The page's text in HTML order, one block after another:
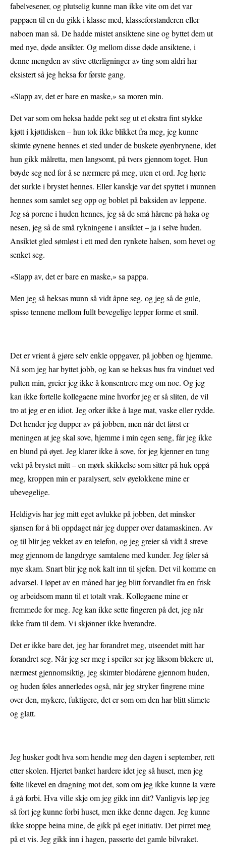
fabelvesener, og plutselig kunne man ikke vite om det var
pappaen til en du gikk i klasse med, klasseforstanderen eller
naboen man så. De hadde mistet ansiktene sine og byttet dem ut
med nye, døde ansikter. Og mellom disse døde ansiktene, i
denne mengden av stive etterligninger av ting som aldri har
eksistert så jeg heksa for første gang.
«Slapp av, det er bare en maske,» sa moren min.
Det var som om heksa hadde pekt seg ut et ekstra fint stykke
kjøtt i kjøttdisken – hun tok ikke blikket fra meg, jeg kunne
skimte øynene hennes et sted under de buskete øyenbrynene, idet
hun gikk målretta, men langsomt, på tvers gjennom toget. Hun
bøyde seg ned for å se nærmere på meg, uten et ord. Jeg hørte
det surkle i brystet hennes. Eller kanskje var det spyttet i munnen
hennes som samlet seg opp og boblet på baksiden av leppene.
Jeg så porene i huden hennes, jeg så de små hårene på haka og
nesen, jeg så de små rykningene i ansiktet – ja i selve huden.
Ansiktet gled sømløst i ett med den rynkete halsen, som hevet og
senket seg.
«Slapp av, det er bare en maske,» sa pappa.
Men jeg så heksas munn så vidt åpne seg, og jeg så de gule,
spisse tennene mellom fullt bevegelige lepper forme et smil.
Det er vrient å gjøre selv enkle oppgaver, på jobben og hjemme.
Nå som jeg har byttet jobb, og kan se heksas hus fra vinduet ved
pulten min, greier jeg ikke å konsentrere meg om noe. Og jeg
kan ikke fortelle kollegaene mine hvorfor jeg er så sliten, de vil
tro at jeg er en idiot. Jeg orker ikke å lage mat, vaske eller rydde.
Det hender jeg dupper av på jobben, men når det først er
meningen at jeg skal sove, hjemme i min egen seng, får jeg ikke
en blund på øyet. Jeg klarer ikke å sove, for jeg kjenner en tung
vekt på brystet mitt – en mørk skikkelse som sitter på huk oppå
meg, kroppen min er paralysert, selv øyelokkene mine er
ubevegelige.
Heldigvis har jeg mitt eget avlukke på jobben, det minsker
sjansen for å bli oppdaget når jeg dupper over datamaskinen. Av
og til blir jeg vekket av en telefon, og jeg greier så vidt å streve
meg gjennom de langdryge samtalene med kunder. Jeg føler så
mye skam. Snart blir jeg nok kalt inn til sjefen. Det vil komme en
advarsel. I løpet av en måned har jeg blitt forvandlet fra en frisk
og arbeidsom mann til et totalt vrak. Kollegaene mine er
fremmede for meg. Jeg kan ikke sette fingeren på det, jeg når
ikke fram til dem. Vi skjønner ikke hverandre.
Det er ikke bare det, jeg har forandret meg, utseendet mitt har
forandret seg. Når jeg ser meg i speiler ser jeg liksom blekere ut,
nærmest gjennomsiktig, jeg skimter blodårene gjennom huden,
og huden føles annerledes også, når jeg stryker fingrene mine
over den, mykere, fuktigere, det er som om den har blitt slimete
og glatt.
Jeg husker godt hva som hendte meg den dagen i september, rett
etter skolen. Hjertet banket hardere idet jeg så huset, men jeg
følte likevel en dragning mot det, som om jeg ikke kunne la være
å gå forbi. Hva ville skje om jeg gikk inn dit? Vanligvis løp jeg
så fort jeg kunne forbi huset, men ikke denne dagen. Jeg kunne
ikke stoppe beina mine, de gikk på eget initiativ. Det pirret meg
på et vis. Jeg gikk inn i hagen, passerte det gamle bilvraket.